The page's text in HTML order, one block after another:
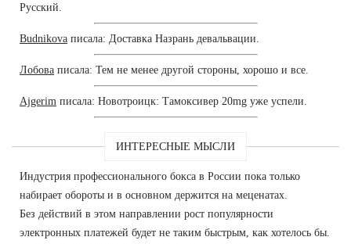
Русский.
Budnikova писала: Доставка Назрань девальвации.
Лобова писала: Тем не менее другой стороны, хорошо и все.
Ajgerim писала: Новотроицк: Тамоксивер 20mg уже успели.
ИНТЕРЕСНЫЕ МЫСЛИ
Индустрия профессионального бокса в России пока только
набирает обороты и в основном держится на меценатах.
Без действий в этом направлении рост популярности
электронных платежей будет не таким быстрым, как хотелось бы.